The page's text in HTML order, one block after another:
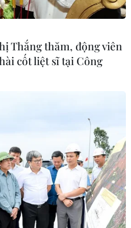
một năm
Argentina,
Mỹ
XÃ VIỆT NAM
Thắng thăm, động viên
cốt liệt sĩ tại Công